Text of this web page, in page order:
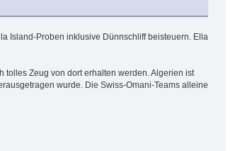
Island-Proben inklusive Dünnschliff beisteuern. Ella
Zeug von dort erhalten werden. Algerien ist
wurde. Die Swiss-Omani-Teams alleine